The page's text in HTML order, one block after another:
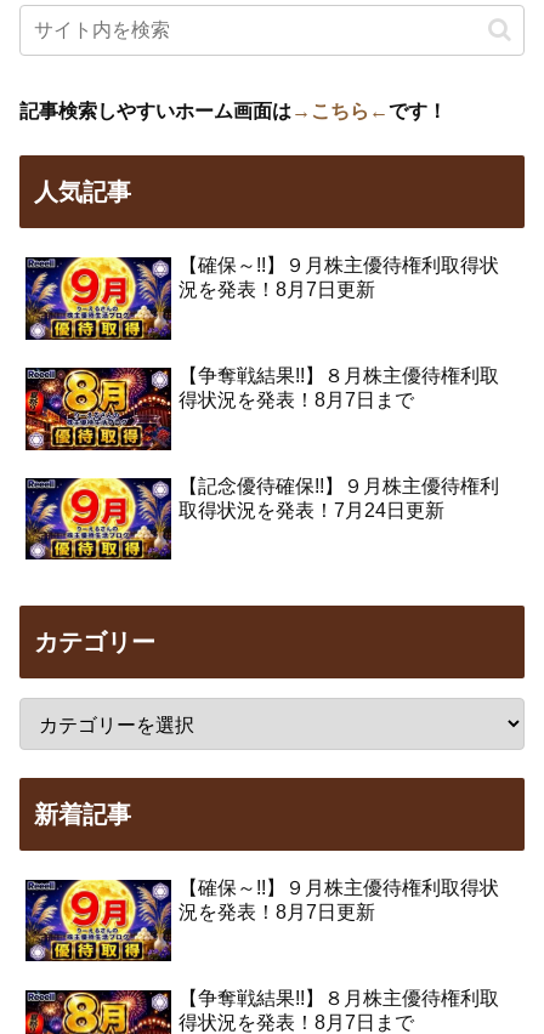
記事検索しやすいホーム画面は →こちら←です！
人気記事
【確保～!!】９月株主優待権利取得状
況を発表！8月7日更新
【争奪戦結果!!】８月株主優待権利取
得状況を発表！8月7日まで
【記念優待確保!!】９月株主優待権利
取得状況を発表！7月24日更新
カテゴリー
新着記事
【確保～!!】９月株主優待権利取得状
況を発表！8月7日更新
【争奪戦結果!!】８月株主優待権利取
得状況を発表！8月7日まで